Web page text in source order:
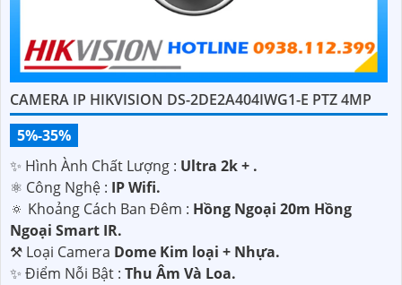
CAMERA IP HIKVISION DS-2DE2A404IWG1-E PTZ 4MP
5%-35%
✨ Hình Ành Chất Lượng : Ultra 2k + .
⚛️ Công Nghệ : IP Wifi.
🔅 Khoảng Cách Ban Đêm : Hồng Ngoại 20m Hồng
Ngoại Smart IR.
⚒ Loại Camera Dome Kim loại + Nhựa.
️✨ Điểm Nỗi Bật : Thu Âm Và Loa.